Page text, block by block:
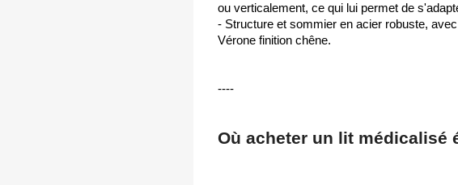
ou verticalement, ce qui lui permet de
- Structure et sommier en acier robuste,
Vérone finition chêne.
----
Où acheter un lit médicalisé